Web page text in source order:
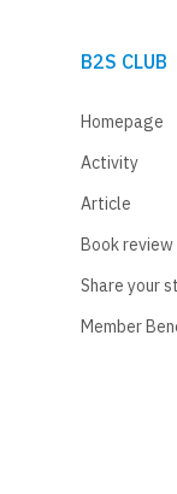
B2S CLUB
Homepage
Activity
Article
Book review
Share your
Member